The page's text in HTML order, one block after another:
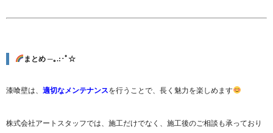
まとめ ─｡.:･ﾟ☆
漆喰壁は、 適切なメンテナンスを行うことで、長く魅力を楽しめます
株式会社アートスタッフでは、施工だけでなく、施工後のご相談も承っており